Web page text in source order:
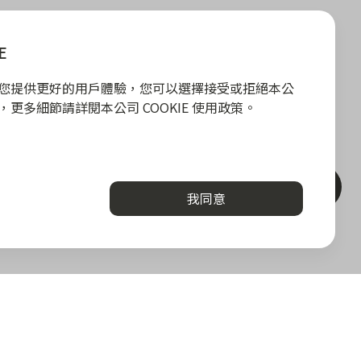
聯絡客服
提供更好的用戶體驗，您可以選擇接受或拒絕本公
更多細節請詳閱本公司 COOKIE 使用政策。
我同意